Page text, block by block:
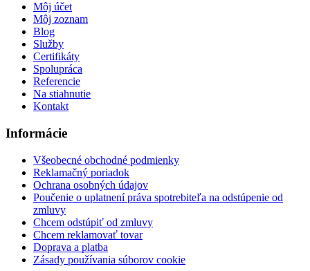
Môj účet
Môj zoznam
Blog
Služby
Certifikáty
Spolupráca
Referencie
Na stiahnutie
Kontakt
Informácie
Všeobecné obchodné podmienky
Reklamačný poriadok
Ochrana osobných údajov
Poučenie o uplatnení práva spotrebiteľa na odstúpenie od
zmluvy
Chcem odstúpiť od zmluvy
Chcem reklamovať tovar
Doprava a platba
Zásady používania súborov cookie